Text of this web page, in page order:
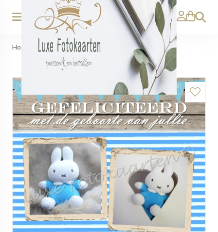
Zoeken
Home Geboorte Tweeling - 2 zonen